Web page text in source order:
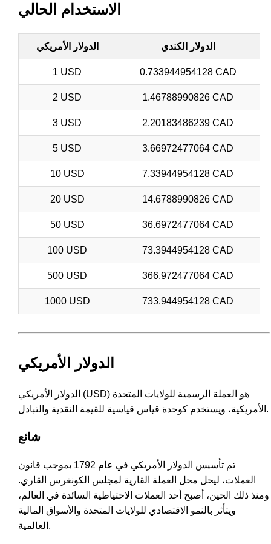
الاستخدام الحالي
الدولار الأمريكي الدولار الكندي
1 USD 0.733944954128 CAD
2 USD 1.46788990826 CAD
3 USD 2.20183486239 CAD
5 USD 3.66972477064 CAD
10 USD 7.33944954128 CAD
20 USD 14.6788990826 CAD
50 USD 36.6972477064 CAD
100 USD 73.3944954128 CAD
500 USD 366.972477064 CAD
1000 USD 733.944954128 CAD
الدولار الأمريكي
الدولار الأمريكي (USD) هو العملة الرسمية للولايات المتحدة
الأمريكية، ويستخدم كوحدة قياس قياسية للقيمة النقدية والتبادل.
شائع
تم تأسيس الدولار الأمريكي في عام 1792 بموجب قانون
العملات، ليحل محل العملة القارية لمجلس الكونغرس القاري.
ومنذ ذلك الحين، أصبح أحد العملات الاحتياطية السائدة في العالم،
ويتأثر بالنمو الاقتصادي للولايات المتحدة والأسواق المالية
العالمية.